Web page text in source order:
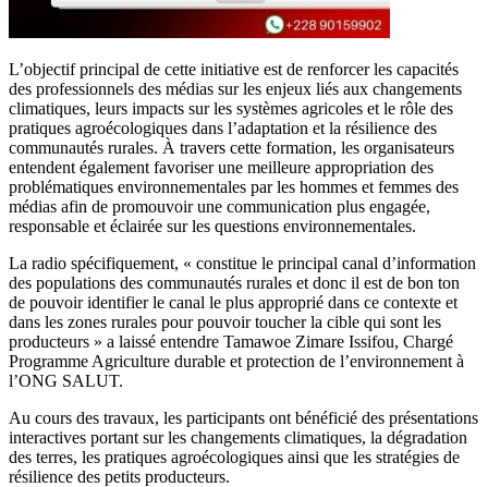
L’objectif principal de cette initiative est de renforcer les capacités
des professionnels des médias sur les enjeux liés aux changements
climatiques, leurs impacts sur les systèmes agricoles et le rôle des
pratiques agroécologiques dans l’adaptation et la résilience des
communautés rurales. À travers cette formation, les organisateurs
entendent également favoriser une meilleure appropriation des
problématiques environnementales par les hommes et femmes des
médias afin de promouvoir une communication plus engagée,
responsable et éclairée sur les questions environnementales.
La radio spécifiquement, « constitue le principal canal d’information
des populations des communautés rurales et donc il est de bon ton
de pouvoir identifier le canal le plus approprié dans ce contexte et
dans les zones rurales pour pouvoir toucher la cible qui sont les
producteurs » a laissé entendre Tamawoe Zimare Issifou, Chargé
Programme Agriculture durable et protection de l’environnement à
l’ONG SALUT.
Au cours des travaux, les participants ont bénéficié des présentations
interactives portant sur les changements climatiques, la dégradation
des terres, les pratiques agroécologiques ainsi que les stratégies de
résilience des petits producteurs.